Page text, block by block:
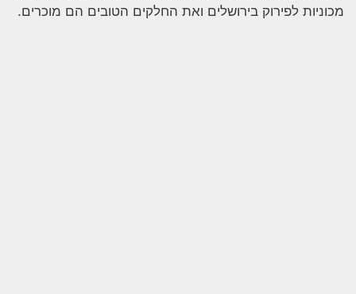
מכוניות לפירוק בירושלים ואת החלקים הטובים הם מוכרים.